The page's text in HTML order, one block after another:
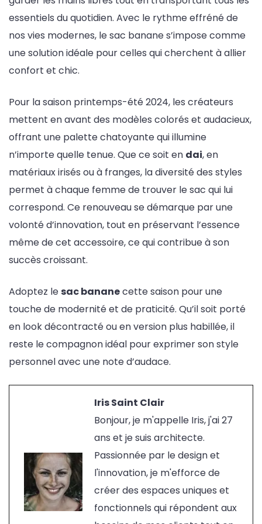
essentiels du quotidien. Avec le rythme effréné de
nos vies modernes, le sac banane s’impose comme
une solution idéale pour celles qui cherchent à allier
confort et chic.
Pour la saison printemps-été 2024, les créateurs
mettent en avant des modèles colorés et audacieux,
offrant une palette chatoyante qui illumine
n’importe quelle tenue. Que ce soit en dai, en
matériaux irisés ou à franges, la diversité des styles
permet à chaque femme de trouver le sac qui lui
correspond. Ce renouveau se démarque par une
volonté d’innovation, tout en préservant l’essence
même de cet accessoire, ce qui contribue à son
succès croissant.
Adoptez le sac bananecette saison pour une
touche de modernité et de praticité. Qu’il soit porté
en look décontracté ou en version plus habillée, il
reste le compagnon idéal pour exprimer son style
personnel avec une note d’audace.
Iris Saint Clair
Bonjour, je m'appelle Iris, j'ai 27
ans et je suis architecte.
Passionnée par le design et
l'innovation, je m'efforce de
créer des espaces uniques et
fonctionnels qui répondent aux